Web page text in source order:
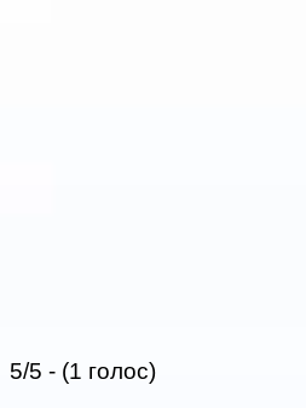
5/5 - (1 голос)